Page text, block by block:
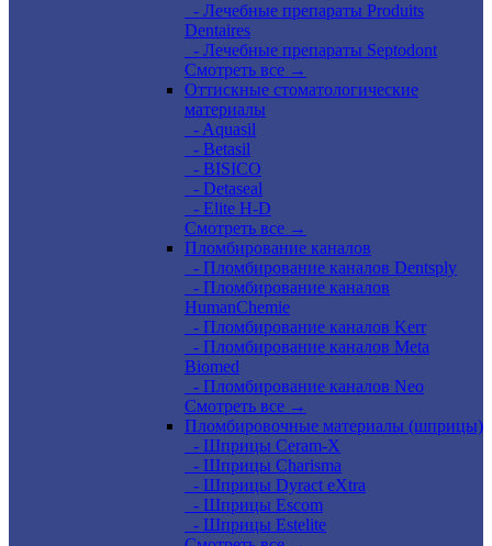
- Лечебные препараты Produits
Dentaires
- Лечебные препараты Septodont
Смотреть все →
Оттискные стоматологические
материалы
- Aquasil
- Betasil
- BISICO
- Detaseal
- Elite H-D
Смотреть все →
Пломбирование каналов
- Пломбирование каналов Dentsply
- Пломбирование каналов
HumanChemie
- Пломбирование каналов Kerr
- Пломбирование каналов Meta
Biomed
- Пломбирование каналов Neo
Смотреть все →
Пломбировочные материалы (шприцы)
- Шприцы Ceram-X
- Шприцы Charisma
- Шприцы Dyract eXtra
- Шприцы Escom
- Шприцы Estelite